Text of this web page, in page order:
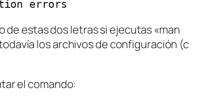
errors
de estas dos letras si ejecutas «man
los archivos de configuración (c
el comando: